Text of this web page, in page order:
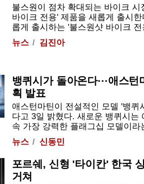
불스원이 점차 확대되는 바이크
바이크 전용' 제품을 새롭게 출시
롭게 출시하는 '불스원샷 바이크
뉴스
김진아
뱅퀴시가 돌아온다···애스
획 발표
애스턴마틴이 전설적인 모델 '뱅퀴
다고 3일 밝혔다. 새로운 뱅퀴시는
속 가장 강력한 플래그십 모델이
뉴스
신동민
포르쉐, 신형 '타이칸' 한국
거쳐